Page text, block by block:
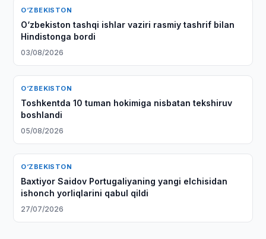
O‘ZBEKISTON
O‘zbekiston tashqi ishlar vaziri rasmiy tashrif bilan
Hindistonga bordi
03/08/2026
O‘ZBEKISTON
Toshkentda 10 tuman hokimiga nisbatan tekshiruv
boshlandi
05/08/2026
O‘ZBEKISTON
Baxtiyor Saidov Portugaliyaning yangi elchisidan
ishonch yorliqlarini qabul qildi
27/07/2026